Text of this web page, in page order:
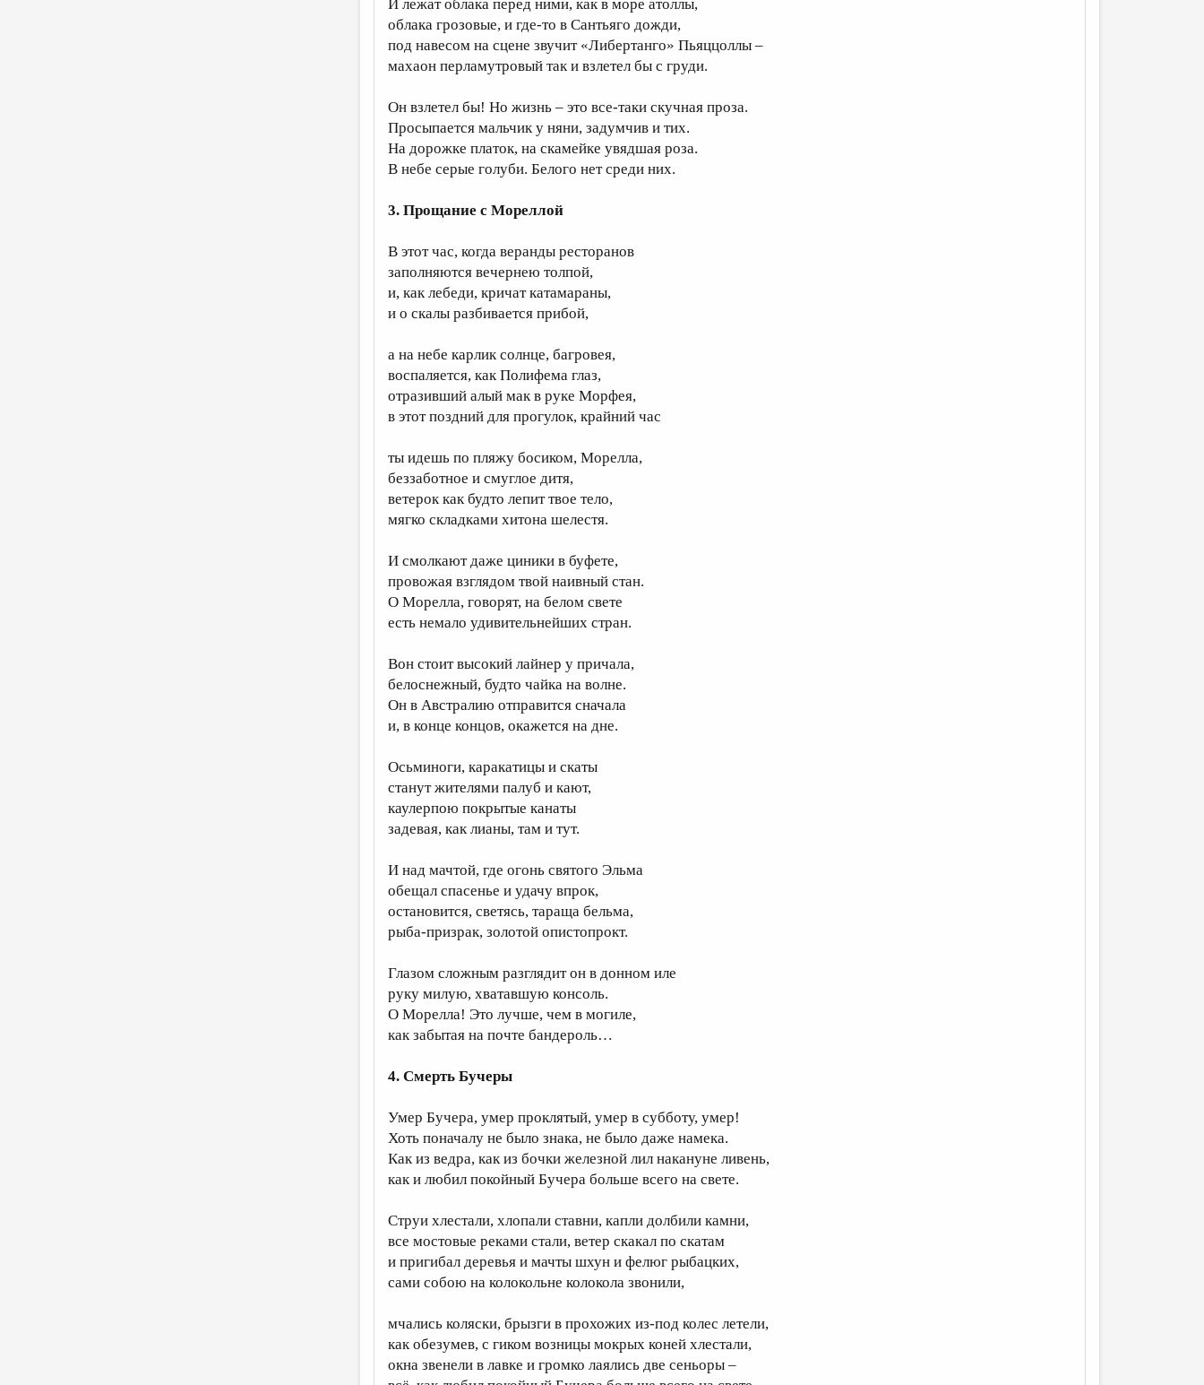
И лежат облака перед ними, как в море атоллы,
облака грозовые, и где-то в Сантьяго дожди,
под навесом на сцене звучит «Либертанго» Пьяццоллы –
махаон перламутровый так и взлетел бы с груди.
Он взлетел бы! Но жизнь – это все-таки скучная проза.
Просыпается мальчик у няни, задумчив и тих.
На дорожке платок, на скамейке увядшая роза.
В небе серые голуби. Белого нет среди них.
3. Прощание с Мореллой
В этот час, когда веранды ресторанов
заполняются вечернею толпой,
и, как лебеди, кричат катамараны,
и о скалы разбивается прибой,
а на небе карлик солнце, багровея,
воспаляется, как Полифема глаз,
отразивший алый мак в руке Морфея,
в этот поздний для прогулок, крайний час
ты идешь по пляжу босиком, Морелла,
беззаботное и смуглое дитя,
ветерок как будто лепит твое тело,
мягко складками хитона шелестя.
И смолкают даже циники в буфете,
провожая взглядом твой наивный стан.
О Морелла, говорят, на белом свете
есть немало удивительнейших стран.
Вон стоит высокий лайнер у причала,
белоснежный, будто чайка на волне.
Он в Австралию отправится сначала
и, в конце концов, окажется на дне.
Осьминоги, каракатицы и скаты
станут жителями палуб и кают,
каулерпою покрытые канаты
задевая, как лианы, там и тут.
И над мачтой, где огонь святого Эльма
обещал спасенье и удачу впрок,
остановится, светясь, тараща бельма,
рыба-призрак, золотой опистопрокт.
Глазом сложным разглядит он в донном иле
руку милую, хватавшую консоль.
О Морелла! Это лучше, чем в могиле,
как забытая на почте бандероль…
4. Смерть Бучеры
Умер Бучера, умер проклятый, умер в субботу, умер!
Хоть поначалу не было знака, не было даже намека.
Как из ведра, как из бочки железной лил накануне ливень,
как и любил покойный Бучера больше всего на свете.
Струи хлестали, хлопали ставни, капли долбили камни,
все мостовые реками стали, ветер скакал по скатам
и пригибал деревья и мачты шхун и фелюг рыбацких,
сами собою на колокольне колокола звонили,
мчались коляски, брызги в прохожих из-под колес летели,
как обезумев, с гиком возницы мокрых коней хлестали,
окна звенели в лавке и громко лаялись две сеньоры –